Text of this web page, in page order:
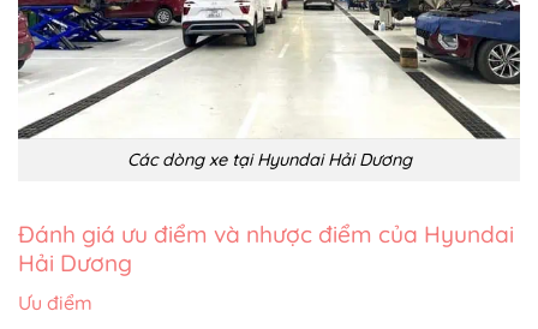
Các dòng xe tại Hyundai Hải Dương
Đánh giá ưu điểm và nhược điểm của Hyundai
Hải Dương
Ưu điểm